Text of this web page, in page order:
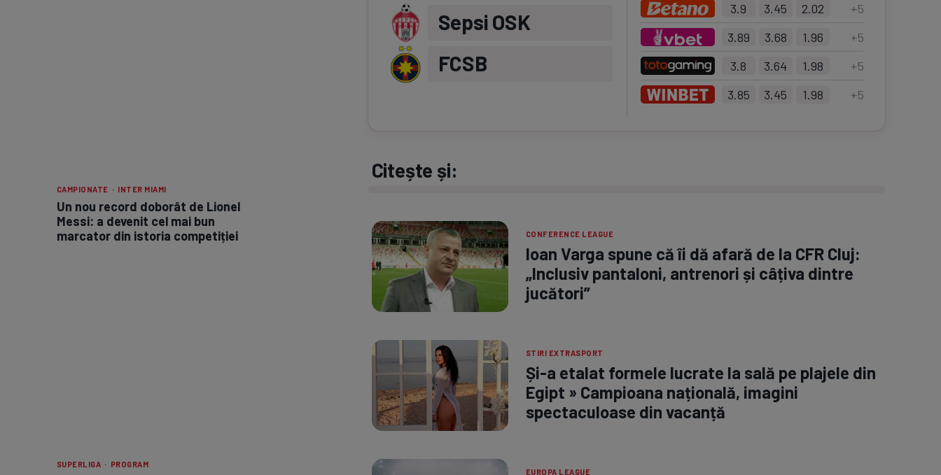
CAMPIONATE · INTER MIAMI
Un nou record doborât de Lionel
Messi: a devenit cel mai bun
marcator din istoria competiției
SUPERLIGA · PROGRAM
Sepsi OSK
FCSB
3.9
3.45 2.02 +5
3.89
3.68 1.96 +5
3.8
3.64 1.98 +5
3.85
3.45 1.98 +5
Citește și:
CONFERENCE LEAGUE
Ioan Varga spune că îi dă afară de la CFR Cluj:
„Inclusiv pantaloni, antrenori și câțiva dintre
jucători”
STIRI EXTRASPORT
Și-a etalat formele lucrate la sală pe plajele din
Egipt » Campioana națională, imagini
spectaculoase din vacanță
EUROPA LEAGUE